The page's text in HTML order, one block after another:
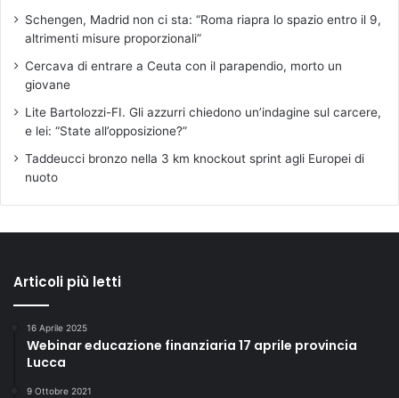
Schengen, Madrid non ci sta: “Roma riapra lo spazio entro il 9,
altrimenti misure proporzionali”
Cercava di entrare a Ceuta con il parapendio, morto un
giovane
Lite Bartolozzi-FI. Gli azzurri chiedono un’indagine sul carcere,
e lei: “State all’opposizione?”
Taddeucci bronzo nella 3 km knockout sprint agli Europei di
nuoto
Articoli più letti
16 Aprile 2025
Webinar educazione finanziaria 17 aprile provincia
Lucca
9 Ottobre 2021